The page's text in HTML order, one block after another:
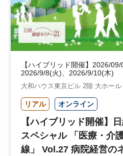
【ハイブリッド開催】2026/
2026/9/8(火)、2026/9/10(木)
大和ハウス東京ビル 2階 大ホール
リアル オンライン
【ハイブリッド開催】
スペシャル 「医療・介
線」 Vol.27 病院経営の